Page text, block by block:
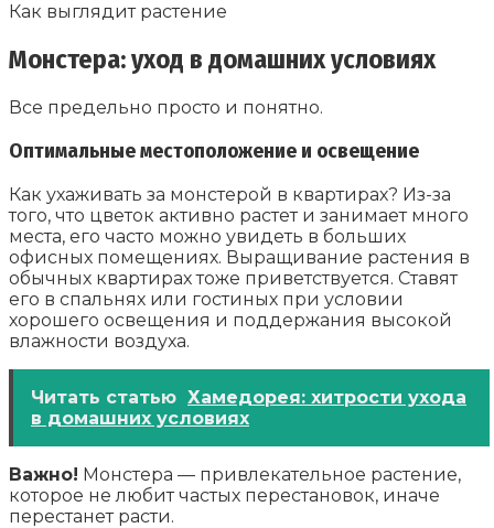
Как выглядит растение
Монстера: уход в домашних условиях
Все предельно просто и понятно.
Оптимальные местоположение и освещение
Как ухаживать за монстерой в квартирах? Из-за
того, что цветок активно растет и занимает много
места, его часто можно увидеть в больших
офисных помещениях. Выращивание растения в
обычных квартирах тоже приветствуется. Ставят
его в спальнях или гостиных при условии
хорошего освещения и поддержания высокой
влажности воздуха.
Читать статью Хамедорея: хитрости ухода
в домашних условиях
Важно! Монстера — привлекательное растение,
которое не любит частых перестановок, иначе
перестанет расти.